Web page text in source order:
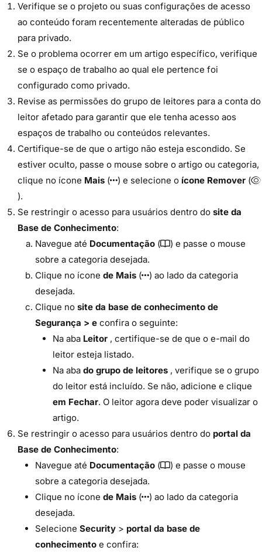
Verifique se o projeto ou suas configurações de acesso
ao conteúdo foram recentemente alteradas de público
para privado.
Se o problema ocorrer em um artigo específico, verifique
se o espaço de trabalho ao qual ele pertence foi
configurado como privado.
Revise as permissões do grupo de leitores para a conta do
leitor afetado para garantir que ele tenha acesso aos
espaços de trabalho ou conteúdos relevantes.
Certifique-se de que o artigo não esteja escondido. Se
estiver oculto, passe o mouse sobre o artigo ou categoria,
clique no ícone Mais ( ) e selecione o ícone Remover (
).
Se restringir o acesso para usuários dentro do site da
Base de Conhecimento:
Navegue até Documentação (
) e passe o mouse
sobre a categoria desejada.
Clique no ícone de Mais (
) ao lado da categoria
desejada.
Clique no site da base de conhecimento de
Segurança > e confira o seguinte:
Na aba Leitor , certifique-se de que o e-mail do
leitor esteja listado.
Na aba do grupo de leitores , verifique se o grupo
do leitor está incluído. Se não, adicione e clique
em Fechar. O leitor agora deve poder visualizar o
artigo.
Se restringir o acesso para usuários dentro do portal da
Base de Conhecimento:
Navegue até Documentação (
) e passe o mouse
sobre a categoria desejada.
Clique no ícone de Mais (
) ao lado da categoria
desejada.
Selecione Security > portal da base de
conhecimento e confira: